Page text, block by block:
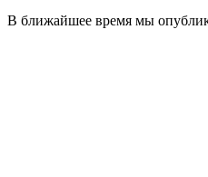
В ближайшее время мы